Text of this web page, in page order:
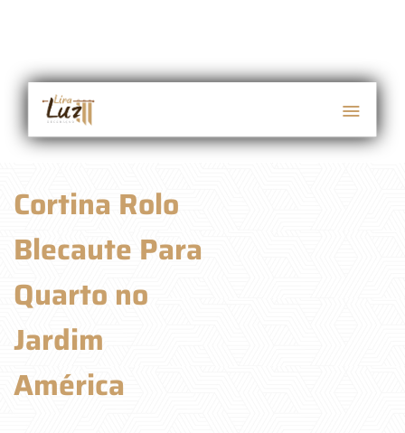
Cortina Rolo
Blecaute Para
Quarto no
Jardim
América